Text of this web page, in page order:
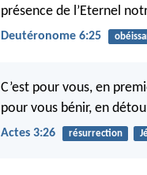
présence de l’Eternel
Deutéronome 6:25
C’est pour vous, en
pour vous bénir, en
Actes 3:26 résurrection